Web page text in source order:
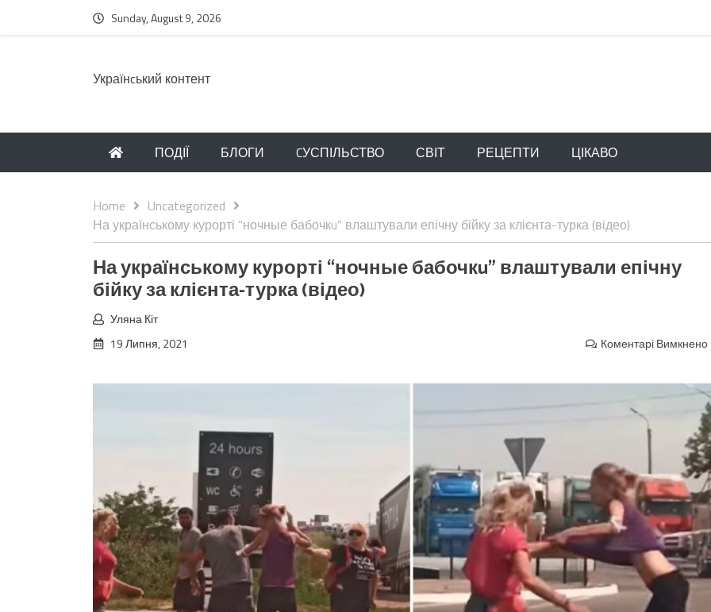
Sunday, August 9, 2026
Українcький контент
ПОДІЇ БЛОГИ CУСПІЛЬСТВО СВІТ РЕЦЕПТИ ЦІКАВО
Home
Uncategorized
На українському курорті “ночные бабочкu” влаштували епічну бійку за клієнта-турка (відео)
На українському курорті “ночные бабочкu” влаштували епічну
бійку за клієнта-турка (відео)
Уляна Кіт
19 Липня, 2021
Коментарі Вимкнено